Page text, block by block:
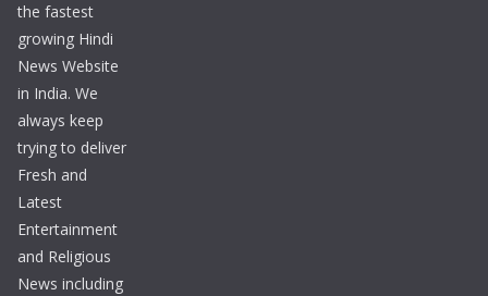
the fastest
growing Hindi
News Website
in India. We
always keep
trying to deliver
Fresh and
Latest
Entertainment
and Religious
News including